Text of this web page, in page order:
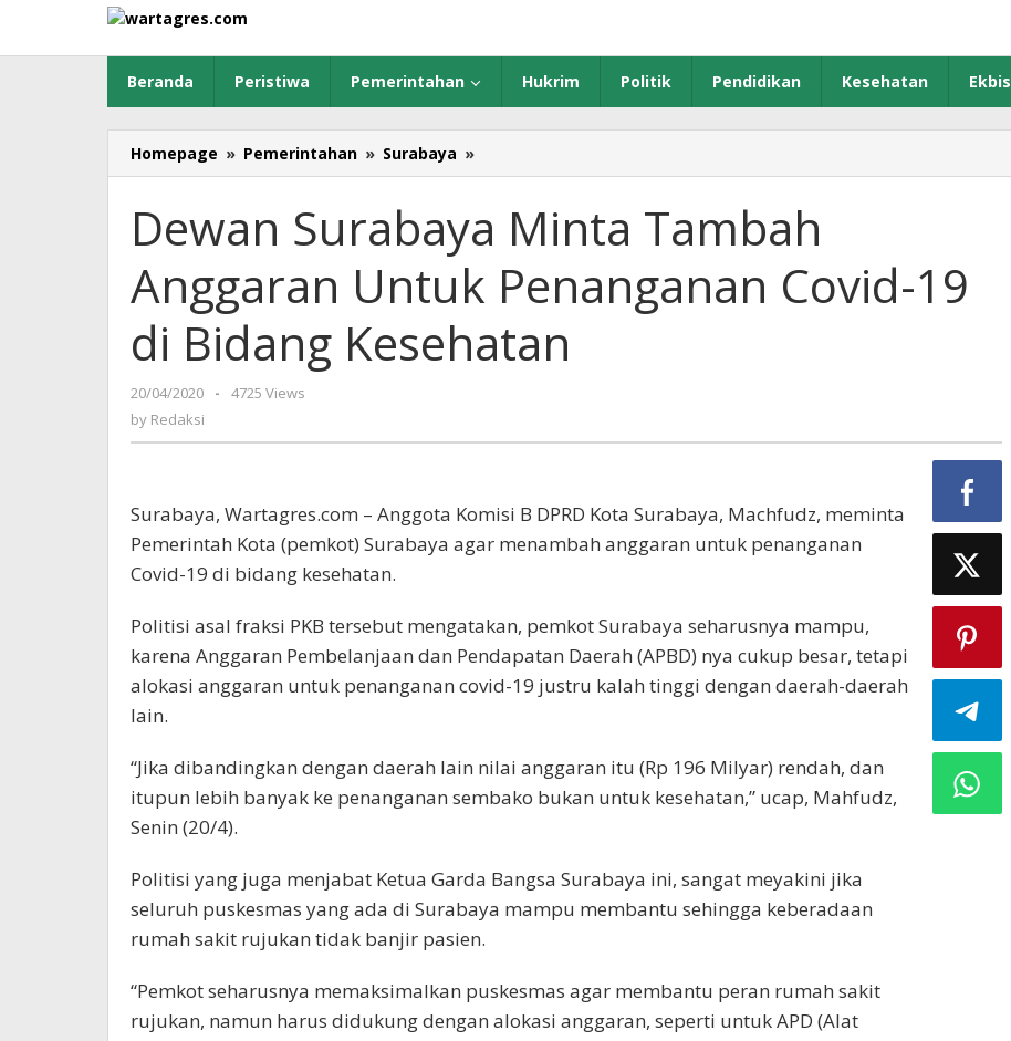
content
Beranda Peristiwa Pemerintahan Hukrim Politik Pendidikan Kesehatan Ekbis
Homepage » Pemerintahan » Surabaya »
Surabaya
Tambah
Anggaran
Untuk
Penanganan
19
di
Dewan Surabaya Minta Tambah
Anggaran Untuk Penanganan Covid-19
di Bidang Kesehatan
20/04/2020
by
-
4725 Views
by Redaksi
Surabaya, Wartagres.com – Anggota Komisi B DPRD Kota Surabaya, Machfudz, meminta
Pemerintah Kota (pemkot) Surabaya agar menambah anggaran untuk penanganan
Covid-19 di bidang kesehatan.
Politisi asal fraksi PKB tersebut mengatakan, pemkot Surabaya seharusnya mampu,
karena Anggaran Pembelanjaan dan Pendapatan Daerah (APBD) nya cukup besar, tetapi
alokasi anggaran untuk penanganan covid-19 justru kalah tinggi dengan daerah-daerah
lain.
“Jika dibandingkan dengan daerah lain nilai anggaran itu (Rp 196 Milyar) rendah, dan
itupun lebih banyak ke penanganan sembako bukan untuk kesehatan,” ucap, Mahfudz,
Senin (20/4).
Politisi yang juga menjabat Ketua Garda Bangsa Surabaya ini, sangat meyakini jika
seluruh puskesmas yang ada di Surabaya mampu membantu sehingga keberadaan
rumah sakit rujukan tidak banjir pasien.
“Pemkot seharusnya memaksimalkan puskesmas agar membantu peran rumah sakit
rujukan, namun harus didukung dengan alokasi anggaran, seperti untuk APD (Alat